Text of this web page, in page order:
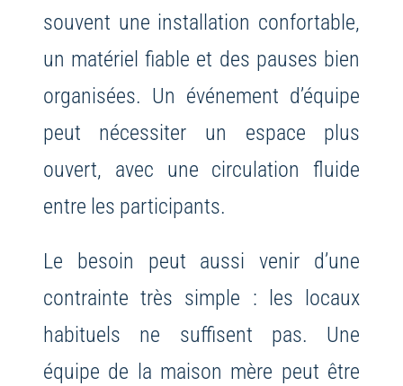
souvent une installation confortable,
un matériel fiable et des pauses bien
organisées. Un événement d’équipe
peut nécessiter un espace plus
ouvert, avec une circulation fluide
entre les participants.
Le besoin peut aussi venir d’une
contrainte très simple : les locaux
habituels ne suffisent pas. Une
équipe de la maison mère peut être